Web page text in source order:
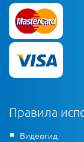
Правила
Видеогид